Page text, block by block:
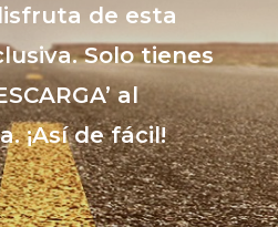
de esta
Solo tienes
al
¡Así de fácil!